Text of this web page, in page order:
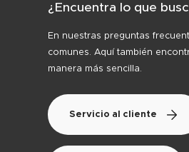
¿Encuentra lo que
En nuestras preguntas
comunes. Aquí también
manera más sencilla.
Servicio al cliente